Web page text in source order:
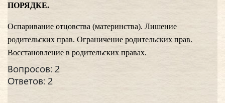
ПОРЯДКЕ.
Оспаривание отцовства (материнства). Лишение
родительских прав. Ограничение родительских прав.
Восстановление в родительских правах.
Вопросов: 2
Ответов: 2